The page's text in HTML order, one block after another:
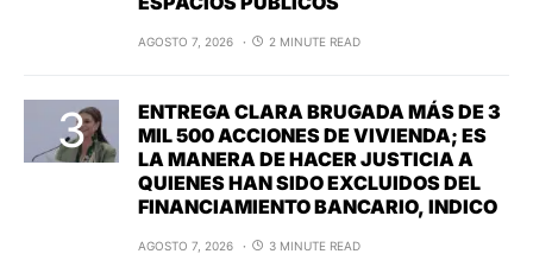
AGOSTO 7, 2026 2 MINUTE READ
ENTREGA CLARA BRUGADA MÁS DE 3
MIL 500 ACCIONES DE VIVIENDA; ES
LA MANERA DE HACER JUSTICIA A
QUIENES HAN SIDO EXCLUIDOS DEL
FINANCIAMIENTO BANCARIO, INDICO
AGOSTO 7, 2026 3 MINUTE READ